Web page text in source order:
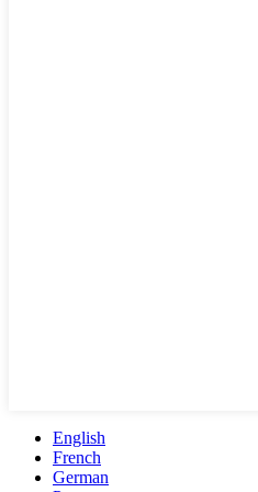
English
French
German